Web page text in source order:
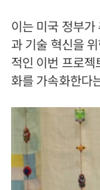
이는 미국 정부
과 기술 혁신을
적인 이번 프로
화를 가속화한다